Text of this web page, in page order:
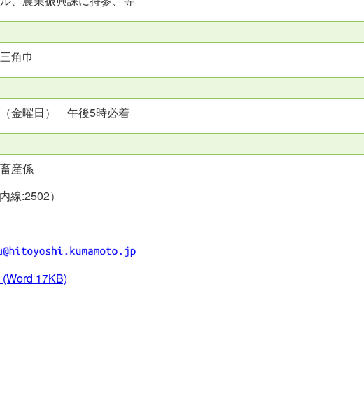
角巾
金曜日） 午後5時必着
産係
線:2502）
(Word 17KB)